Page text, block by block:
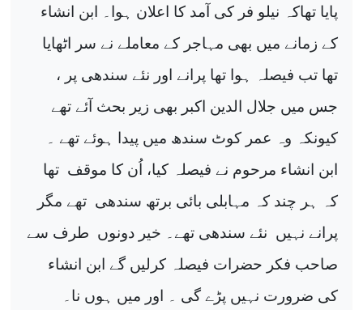
پایا تھاکہ نیلو فر کی آمد کا اعلان ہوا۔ ابن انشاء
کے زمانے میں بھی مہاجر کے معاملے نے سر اٹھایا
تھا تب فیصلہ ہوا تھا پرانے اور نئے سندھی پر ،
جس میں جلال الدین اکبر بھی زیر بحث آئے تھے
کیونکہ وہ عمر کوٹ سندھ میں پیدا ہوئے تھے ۔
ابن انشاء مرحوم نے فیصلہ کیا، اُن کا موقف تھا
کہ ہر چند کہ مہابلی بائی برتھ سندھی تھے مگر
پرانے نہیں نئے سندھی تھے۔ خیر دونوں طرف سے
صاحب فکر حضرات فیصلہ کرلیں گے ابن انشاء
کی ضرورت نہیں پڑے گی ۔ اور میں ہوں نا۔